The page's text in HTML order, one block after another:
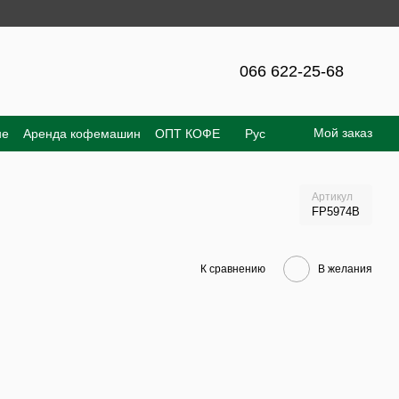
066 622-25-68
Аренда кофемашин
ОПТ КОФЕ
соглашение
Отзывы о магазине
Рус Мой заказ
Артикул
FP5974B
К сравнению В желания